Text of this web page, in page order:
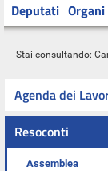
Deputati
Stai consultando:
Agenda dei
Resoconti
Assemblea